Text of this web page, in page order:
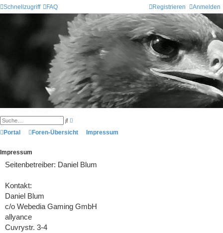
Schnellzugriff FAQ Anmelden
Registrieren
S
c w
e
t
Portal Foren-Übersicht Impressum
Impressum
Seitenbetreiber: Daniel Blum
Kontakt:
Daniel Blum
c/o Webedia Gaming GmbH
allyance
Cuvrystr. 3-4